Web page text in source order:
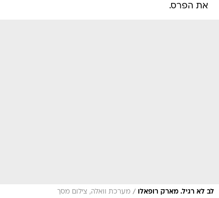
את הפרס.
לב לא רגיל. מארק רופאלו / מערכת וואלה, צילום מסך